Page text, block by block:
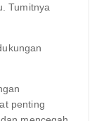
Tumitnya
penting